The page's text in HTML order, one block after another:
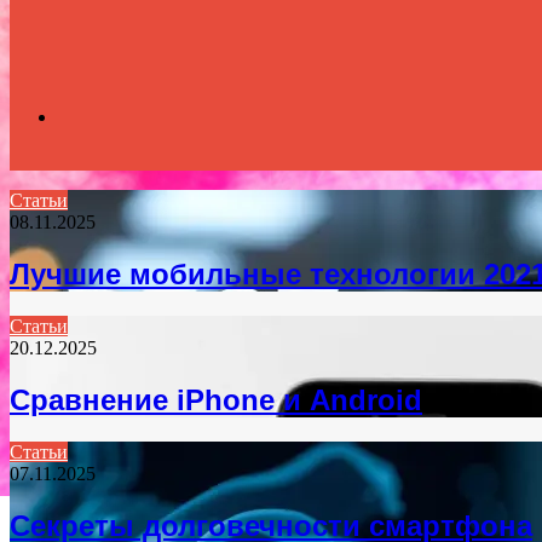
for
Статьи
08.11.2025
Лучшие мобильные технологии
Статьи
20.12.2025
Сравнение iPhone и Android
Статьи
07.11.2025
Секреты долговечности смартфона